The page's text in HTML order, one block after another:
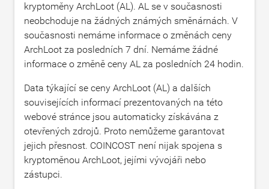
kryptoměny ArchLoot (AL). AL se v současnosti
neobchoduje na žádných známých směnárnách. V
současnosti nemáme informace o změnách ceny
ArchLoot za posledních 7 dní. Nemáme žádné
informace o změně ceny AL za posledních 24 hodin.
Data týkající se ceny ArchLoot (AL) a dalších
souvisejících informací prezentovaných na této
webové stránce jsou automaticky získávána z
otevřených zdrojů. Proto nemůžeme garantovat
jejich přesnost. COINCOST není nijak spojena s
kryptoměnou ArchLoot, jejími vývojáři nebo
zástupci.